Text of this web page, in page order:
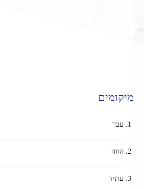
מיקומים
עבר
הווה
עתיד